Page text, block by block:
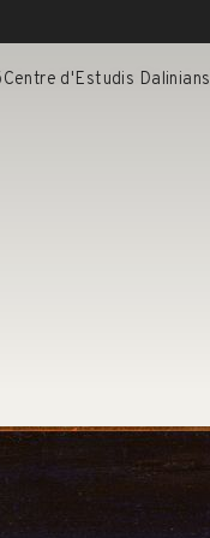
Centre d'Estudis Dalinians